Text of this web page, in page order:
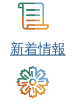
新着情報